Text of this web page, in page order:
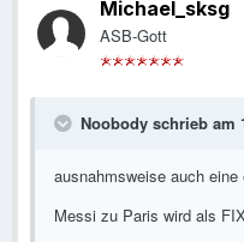
Michael_sksg
ASB-Gott
Noobody schrieb am
ausnahmsweise auch eine
Messi zu Paris wird als